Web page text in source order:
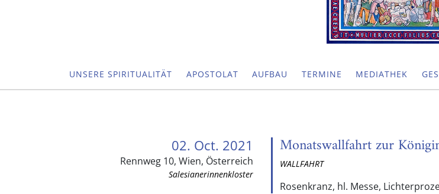
UNSERE SPIRITUALITÄT APOSTOLAT AUFBAU TERMINE MEDIATHEK
02. Oct. 2021
Rennweg 10, Wien, Österreich
Salesianerinnenkloster
Monatswallfahrt zur
WALLFAHRT
Rosenkranz, hl. Messe,